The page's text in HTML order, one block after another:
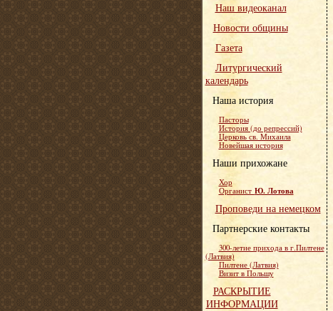
Наш видеоканал
Новости общины
Газета
Литургический
календарь
Наша история
Пасторы
История (до репрессий)
Церковь св. Михаила
Новейшая история
Наши прихожане
Хор
Органист Ю. Лотова
Проповеди на немецком
Партнерские контакты
300-летие прихода в г.Пилтене
(Латвия)
Пилтене (Латвия)
Визит в Польшу
РАСКРЫТИЕ
ИНФОРМАЦИИ